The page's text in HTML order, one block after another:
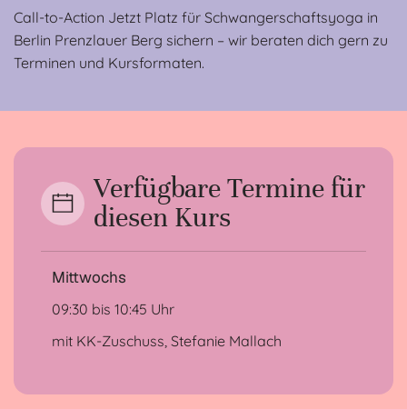
Call-to-Action Jetzt Platz für Schwangerschaftsyoga in
Berlin Prenzlauer Berg sichern – wir beraten dich gern zu
Terminen und Kursformaten.
Verfügbare Termine für
diesen Kurs
Mittwochs
09:30 bis 10:45 Uhr
mit KK-Zuschuss, Stefanie Mallach